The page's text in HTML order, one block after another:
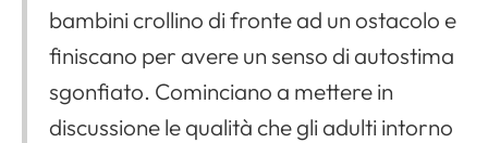
bambini crollino di fronte ad un ostacolo e
finiscano per avere un senso di autostima
sgonfiato. Cominciano a mettere in
discussione le qualità che gli adulti intorno